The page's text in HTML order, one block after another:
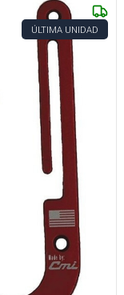
ÚLTIMA UNIDAD